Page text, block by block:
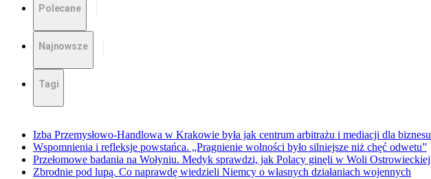
Polecane
Najnowsze
Tagi
Izba Przemysłowo-Handlowa w Krakowie była jak centrum arbitrażu i mediacji dla biznesu
Wspomnienia i refleksje powstańca. „Pragnienie wolności było silniejsze niż chęć odwetu”
Przełomowe badania na Wołyniu. Medyk sprawdzi, jak Polacy ginęli w Woli Ostrowieckiej
Zbrodnie pod lupą. Co naprawdę wiedzieli Niemcy o własnych działaniach wojennych